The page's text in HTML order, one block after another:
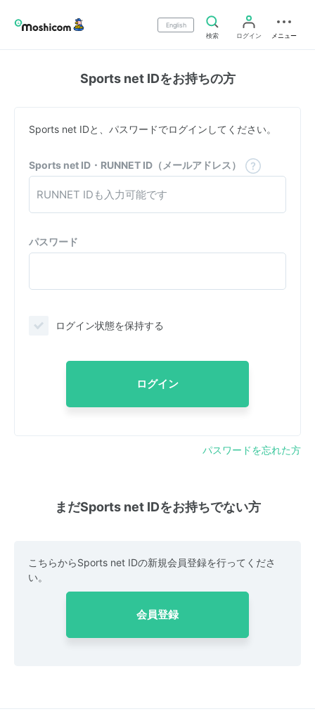
English
検索
ログイン メニュー
Sports net IDをお持ちの方
Sports net IDと、パスワードでログインしてください。
Sports net ID・RUNNET ID（メールアドレス）
パスワード
ログイン状態を保持する
ログイン
パスワードを忘れた方
まだSports net IDをお持ちでない方
こちらからSports net IDの新規会員登録を行ってくださ
い。
会員登録